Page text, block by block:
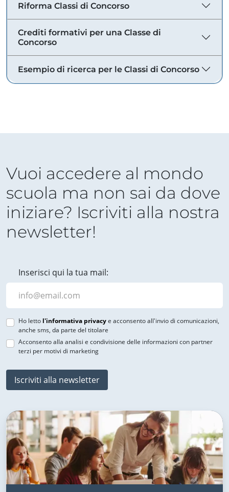
Riforma Classi di Concorso
Crediti formativi per una Classe di
Concorso
Esempio di ricerca per le Classi di Concorso
Vuoi accedere al mondo
scuola ma non sai da dove
iniziare? Iscriviti alla nostra
newsletter!
Inserisci qui la tua mail:
Ho letto l'informativa privacye acconsento all'invio di comunicazioni,
anche sms, da parte del titolare
Acconsento alla analisi e condivisione delle informazioni con partner
terzi per motivi di marketing
Iscriviti alla newsletter